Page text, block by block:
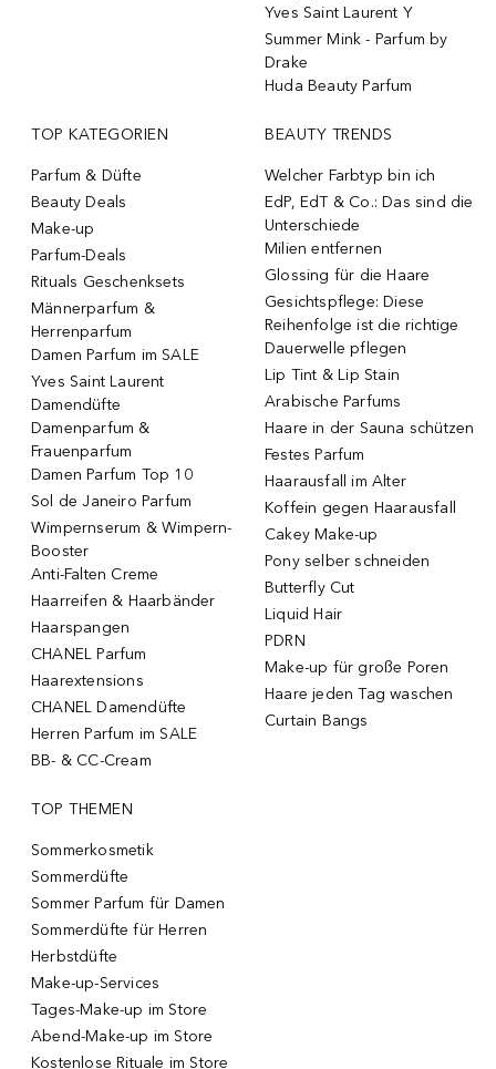
Yves Saint Laurent Y
Summer Mink - Parfum by
Drake
Huda Beauty Parfum
TOP KATEGORIEN
Parfum & Düfte
Beauty Deals
Make-up
Parfum-Deals
Rituals Geschenksets
Männerparfum &
Herrenparfum
Damen Parfum im SALE
Yves Saint Laurent
Damendüfte
Damenparfum &
Frauenparfum
Damen Parfum Top 10
Sol de Janeiro Parfum
Wimpernserum & Wimpern-
Booster
Anti-Falten Creme
Haarreifen & Haarbänder
Haarspangen
CHANEL Parfum
Haarextensions
CHANEL Damendüfte
Herren Parfum im SALE
BB- & CC-Cream
BEAUTY TRENDS
Welcher Farbtyp bin ich
EdP, EdT & Co.: Das sind die
Unterschiede
Milien entfernen
Glossing für die Haare
Gesichtspflege: Diese
Reihenfolge ist die richtige
Dauerwelle pflegen
Lip Tint & Lip Stain
Arabische Parfums
Haare in der Sauna schützen
Festes Parfum
Haarausfall im Alter
Koffein gegen Haarausfall
Cakey Make-up
Pony selber schneiden
Butterfly Cut
Liquid Hair
PDRN
Make-up für große Poren
Haare jeden Tag waschen
Curtain Bangs
TOP THEMEN
Sommerkosmetik
Sommerdüfte
Sommer Parfum für Damen
Sommerdüfte für Herren
Herbstdüfte
Make-up-Services
Tages-Make-up im Store
Abend-Make-up im Store
Kostenlose Rituale im Store